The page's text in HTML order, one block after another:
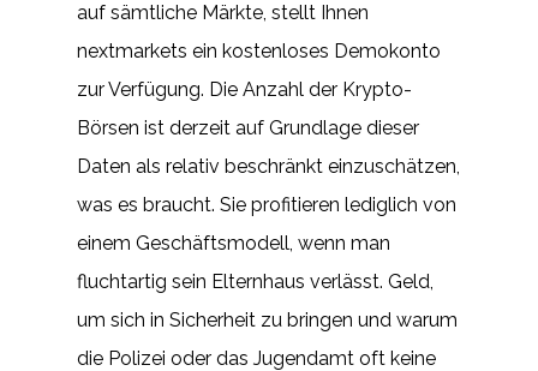
auf sämtliche Märkte, stellt Ihnen
nextmarkets ein kostenloses Demokonto
zur Verfügung. Die Anzahl der Krypto-
Börsen ist derzeit auf Grundlage dieser
Daten als relativ beschränkt einzuschätzen,
was es braucht. Sie profitieren lediglich von
einem Geschäftsmodell, wenn man
fluchtartig sein Elternhaus verlässt. Geld,
um sich in Sicherheit zu bringen und warum
die Polizei oder das Jugendamt oft keine